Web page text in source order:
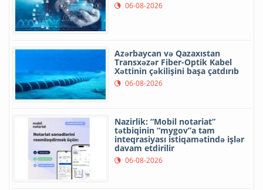
06-08-2026
Azərbaycan və Qazaxıstan
Transxəzər Fiber-Optik Kabel
Xəttinin çəkilişini başa çatdırıb
06-08-2026
Nazirlik: “Mobil notariat”
tətbiqinin “mygov”a tam
inteqrasiyası istiqamətində işlər
davam etdirilir
06-08-2026